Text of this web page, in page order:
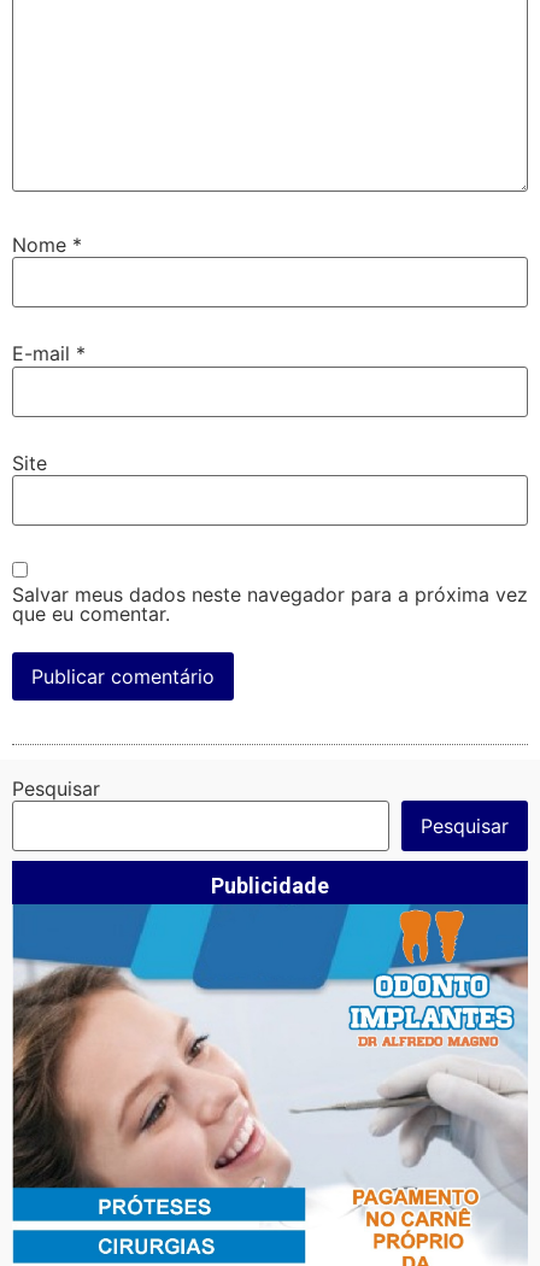
Nome *
E-mail *
Site
Salvar meus dados neste navegador para a próxima vez
que eu comentar.
Pesquisar
Pesquisar
Publicidade